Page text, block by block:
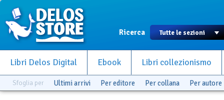
Ricerca
Libri Delos Digital Ebook Libri collezionismo
Sfoglia per Ultimi arrivi Per editore Per collana Per autore